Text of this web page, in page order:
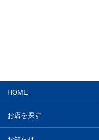
HOME
お店を探す